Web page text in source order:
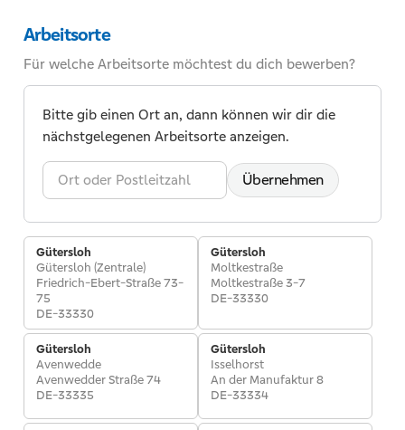
Arbeitsorte
Für welche Arbeitsorte möchtest du dich bewerben?
Bitte gib einen Ort an, dann können wir dir die
nächstgelegenen Arbeitsorte anzeigen.
Ort
oder
(Umkreis-
Suche)
Übernehmen
Gütersloh
Gütersloh (Zentrale)
Friedrich-Ebert-Straße 73-
75
DE-33330
Gütersloh
Moltkestraße
Moltkestraße 3-7
DE-33330
Gütersloh
Avenwedde
Avenwedder Straße 74
DE-33335
Gütersloh
Isselhorst
An der Manufaktur 8
DE-33334